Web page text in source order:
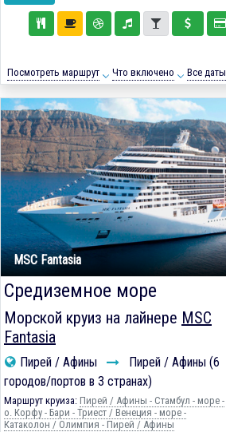
Посмотреть маршрут Что включено Все даты
MSC Fantasia
Средиземное море
Морской круиз на лайнере MSC
Fantasia
Пирей / Афины
Пирей / Афины (6
городов/портов в 3 странах)
Маршрут круиза: Пирей / Афины - Стамбул - море -
о. Корфу - Бари - Триест / Венеция - море -
Катаколон / Олимпия - Пирей / Афины